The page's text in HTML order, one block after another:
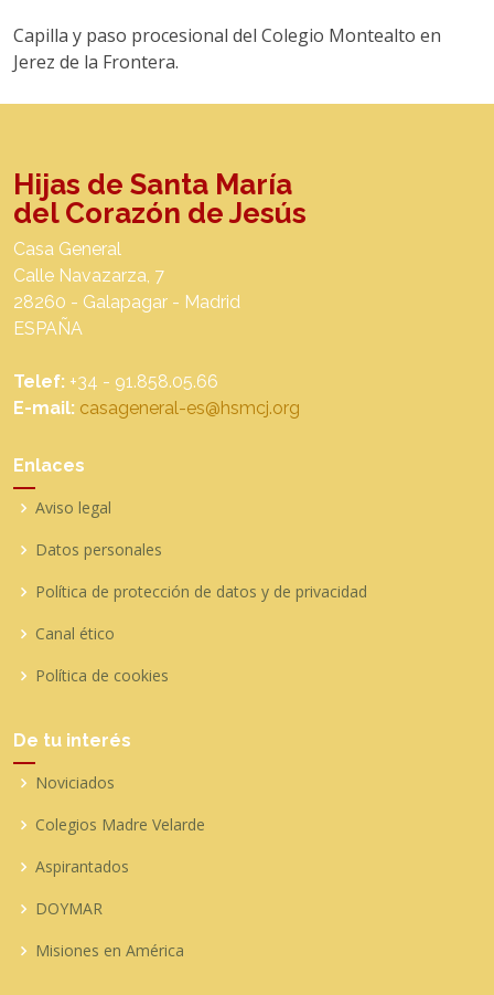
Capilla y paso procesional del Colegio Montealto en
Jerez de la Frontera.
Hijas de Santa María
del Corazón de Jesús
Casa General
Calle Navazarza, 7
28260 - Galapagar - Madrid
ESPAÑA
Telef: +34 - 91.858.05.66
E-mail: casageneral-es@hsmcj.org
Enlaces
Aviso legal
Datos personales
Política de protección de datos y de privacidad
Canal ético
Política de cookies
De tu interés
Noviciados
Colegios Madre Velarde
Aspirantados
DOYMAR
Misiones en América